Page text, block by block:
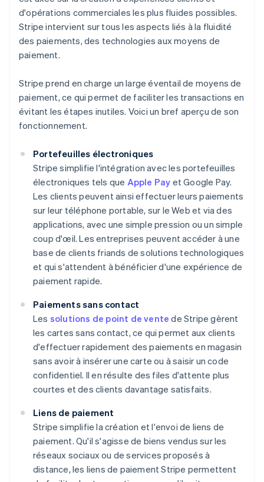
d'opérations commerciales les plus fluides possibles.
Stripe intervient sur tous les aspects liés à la fluidité
des paiements, des technologies aux moyens de
paiement.
Stripe prend en charge un large éventail de moyens de
paiement, ce qui permet de faciliter les transactions en
évitant les étapes inutiles. Voici un bref aperçu de son
fonctionnement.
Portefeuilles électroniques
Stripe simplifie l'intégration avec les portefeuilles
électroniques tels que Apple Pay et Google Pay.
Les clients peuvent ainsi effectuer leurs paiements
sur leur téléphone portable, sur le Web et via des
applications, avec une simple pression ou un simple
coup d'œil. Les entreprises peuvent accéder à une
base de clients friands de solutions technologiques
et qui s'attendent à bénéficier d'une expérience de
paiement rapide.
Paiements sans contact
Les solutions de point de vente de Stripe gèrent
les cartes sans contact, ce qui permet aux clients
d'effectuer rapidement des paiements en magasin
sans avoir à insérer une carte ou à saisir un code
confidentiel. Il en résulte des files d'attente plus
courtes et des clients davantage satisfaits.
Liens de paiement
Stripe simplifie la création et l'envoi de liens de
paiement. Qu'il s'agisse de biens vendus sur les
réseaux sociaux ou de services proposés à
distance, les liens de paiement Stripe permettent